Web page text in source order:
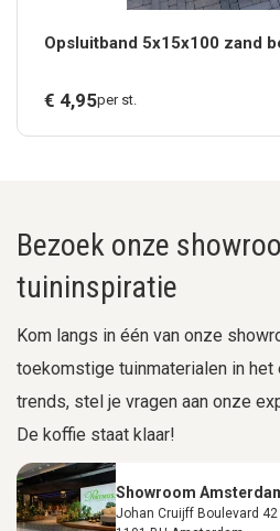
Opsluitband 5x15x100 zand
€ 4,95per st.
Bezoek onze
tuininspiratie
Kom langs in één van onze
toekomstige tuinmaterialen in het
trends, stel je vragen aan onze
De koffie staat klaar!
Showroom
Johan Cruijff Boulevard 42